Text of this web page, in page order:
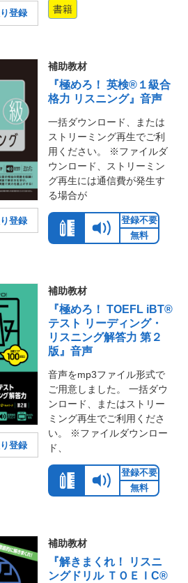
登録 書籍
登録
補助教材
『極めろ！ 英検®１級合
格力 リスニング』音声
一括ダウンロード、または
ストリーミング再生でご利
用ください。 ※ファイルダ
ウンロード、ストリーミン
グ再生には通信費が発生す
る場合が
登録不要
無料
登録
補助教材
『極めろ！ TOEFL iBT®
テスト リーディング・
リスニング解答力 第２
版』音声
音声をmp3ファイル形式で
ご用意しました。 一括ダウ
ンロード、またはストリー
ミング再生でご利用くださ
い。 ※ファイルダウンロー
ド、
登録不要
無料
補助教材
『解きまくれ！ リスニ
ングドリル ＴＯＥＩC®